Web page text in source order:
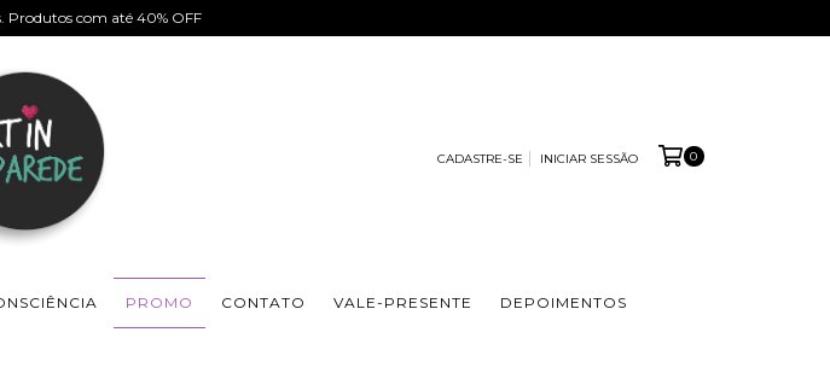
Produtos com até 40% OFF
CADASTRE-SE INICIAR SESSÃO 0
PROMO CONTATO VALE-PRESENTE DEPOIMENTOS